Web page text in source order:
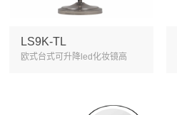
LS9K-TL
欧式台式可升降led化妆镜高